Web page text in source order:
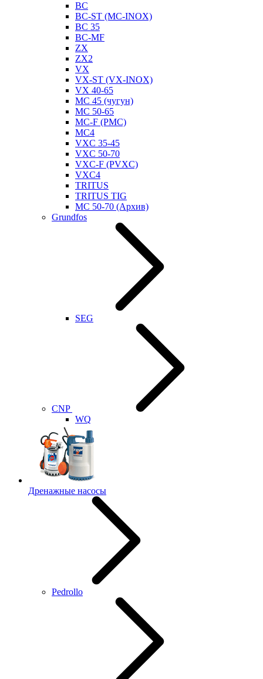
BC
BC-ST (MC-INOX)
BC 35
BC-MF
ZX
ZX2
VX
VX-ST (VX-INOX)
VX 40-65
MC 45 (чугун)
MC 50-65
MC-F (PMC)
MC4
VXC 35-45
VXC 50-70
VXC-F (PVXC)
VXC4
TRITUS
TRITUS TIG
MC 50-70 (Архив)
Grundfos
SEG
CNP
WQ
Дренажные насосы
Pedrollo